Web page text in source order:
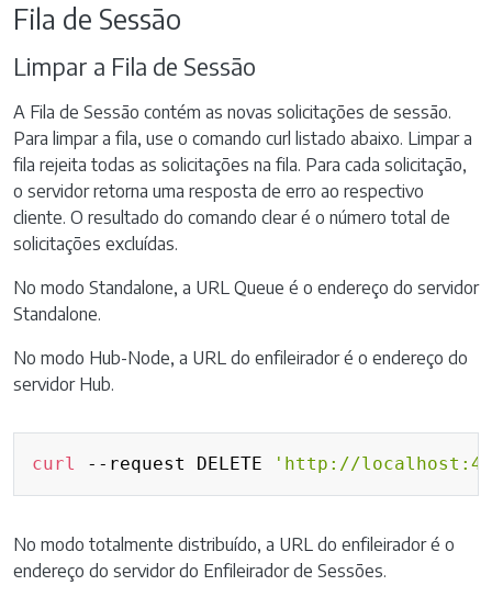
Fila de Sessão
Limpar a Fila de Sessão
A Fila de Sessão contém as novas solicitações de sessão.
Para limpar a fila, use o comando curl listado abaixo. Limpar a
fila rejeita todas as solicitações na fila. Para cada solicitação,
o servidor retorna uma resposta de erro ao respectivo
cliente. O resultado do comando clear é o número total de
solicitações excluídas.
No modo Standalone, a URL Queue é o endereço do servidor
Standalone.
No modo Hub-Node, a URL do enfileirador é o endereço do
servidor Hub.
curl --request DELETE 'http://
No modo totalmente distribuído, a URL do enfileirador é o
endereço do servidor do Enfileirador de Sessões.